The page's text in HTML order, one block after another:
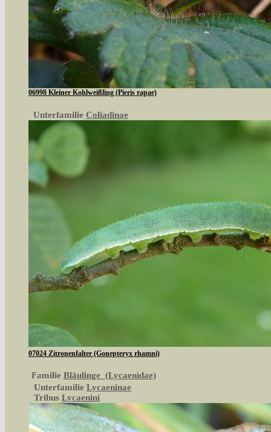
06998 Kleiner Kohlweißling (Pieris rapae)
Unterfamilie Coliadinae
07024 Zitronenfalter (Gonepteryx rhamni)
Familie Bläulinge (Lycaenidae)
Unterfamilie Lycaeninae
Tribus Lycaenini